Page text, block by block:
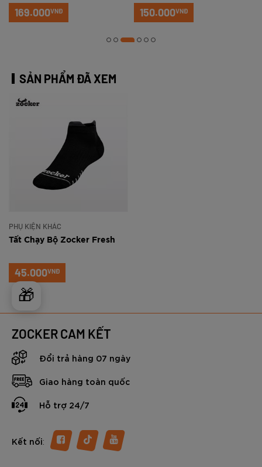
🎁
169.000VNĐ 150.000VNĐ
SẢN PHẨM ĐÃ XEM
PHỤ KIỆN KHÁC
Tất Chạy Bộ Zocker Fresh
45.000VNĐ
ZOCKER CAM KẾT
Đổi trả hàng 07 ngày
Giao hàng toàn quốc
Hỗ trợ 24/7
Kết nối: